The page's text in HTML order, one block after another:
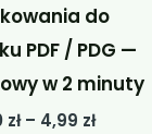
do
PDF / PDG —
w 2 minuty
zł – 4,99 złZakres